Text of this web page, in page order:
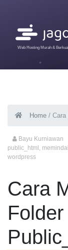
Web Hosting Murah &
Home / Cara
Bayu Kurniawan
public_html ,
wordpress
Cara